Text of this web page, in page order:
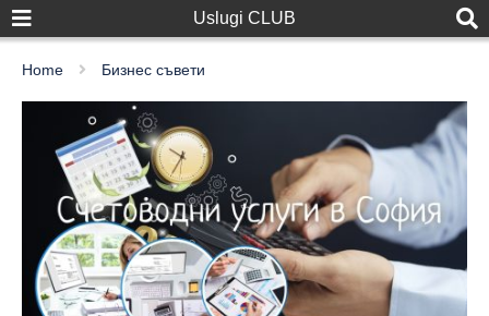
Uslugi CLUB
Home Бизнес съвети